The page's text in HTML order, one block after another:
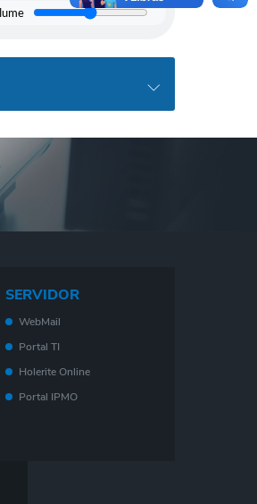
SERVIDOR
WebMail
Portal TI
Holerite Online
Portal IPMO